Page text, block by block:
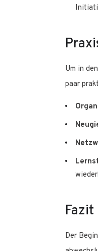
Um in
paar
Fazit
Der